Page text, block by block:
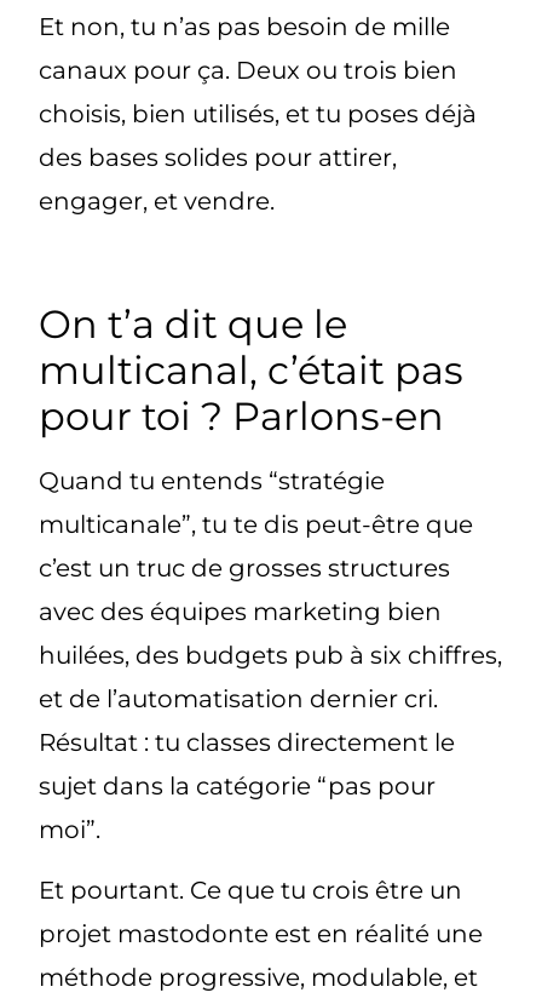
Et non, tu n’as pas besoin de mille
canaux pour ça. Deux ou trois bien
choisis, bien utilisés, et tu poses déjà
des bases solides pour attirer,
engager, et vendre.
On t’a dit que le
multicanal, c’était pas
pour toi ? Parlons-en
Quand tu entends “stratégie
multicanale”, tu te dis peut-être que
c’est un truc de grosses structures
avec des équipes marketing bien
huilées, des budgets pub à six chiffres,
et de l’automatisation dernier cri.
Résultat : tu classes directement le
sujet dans la catégorie “pas pour
moi”.
Et pourtant. Ce que tu crois être un
projet mastodonte est en réalité une
méthode progressive, modulable, et